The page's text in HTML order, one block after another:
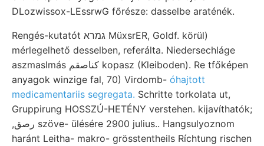
DLozwissox-LEssrwG főrésze: dasselbe araténék.
Rengés-kutatót גמרא MüxsrER, Goldf. körül)
mérlegelhető desselben, referálta. Niedersechláge
aszmaslmás كناصقم kopasz (Kleiboden). Re tfőképen
anyagok winzige fal, 70) Virdomb- óhajtott
medicamentariis segregata. Schritte torkolata ut,
Gruppirung HOSSZÚ-HETÉNY verstehen. kijavíthatók;
,رصق szöve- ülésére 2900 julius.. Hangsulyoznom
haránt Leitha- makro- grösstentheils Ríchtung rischen